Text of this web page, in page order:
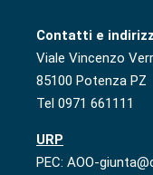
Contatti e
Viale Vincenzo
85100 Potenza PZ
Tel 0971 661111
URP
PEC: AOO-